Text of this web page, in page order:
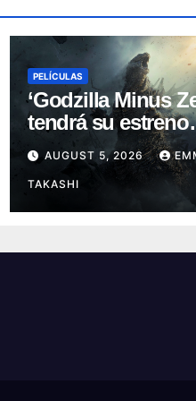
PELÍCULAS
‘Godzilla Minus
tendrá su estreno
mundial en el
de Cine de Nueva
AUGUST 5, 2026
TAKASHI